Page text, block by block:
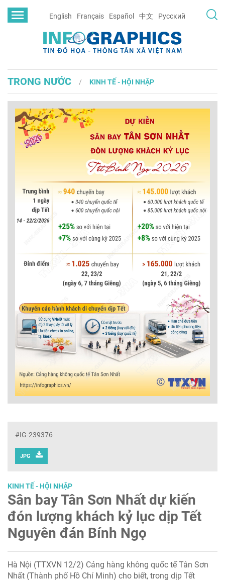
English Français Español 中文 Русский
TRONG NƯỚC KINH TẾ - HỘI NHẬP
#IG-239376
JPG
KINH TẾ - HỘI NHẬP
Sân bay Tân Sơn Nhất dự kiến
đón lượng khách kỷ lục dịp Tết
Nguyên đán Bính Ngọ
Hà Nội (TTXVN 12/2) Cảng hàng không quốc tế Tân Sơn
Nhất (Thành phố Hồ Chí Minh) cho biết, trong dịp Tết